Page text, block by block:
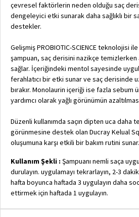
çevresel faktörlerin neden olduğu saç
dengeleyici etki sunarak daha sağlıklı bir
destekler.
Gelişmiş PROBIOTIC-SCIENCE teknolojisi
şampuan, saç derisini nazikçe temizlerken
sağlar. İçeriğindeki mentol sayesinde
ferahlatıcı bir etki sunar ve saç derisinde
bırakır. Monolaurin içeriği ise fazla
yardımcı olarak yağlı görünümün
Düzenli kullanımda saçın dipten uca daha
görünmesine destek olan Ducray Kelual
oluşumuna karşı etkili bir bakım rutini sunar.
Kullanım Şekli : Şampuanı nemli saça
durulayın. uygulamayı tekrarlayın, 2-3
hafta boyunca haftada 3 uygulayın daha
ettirmek için haftada 1 uygulayın.